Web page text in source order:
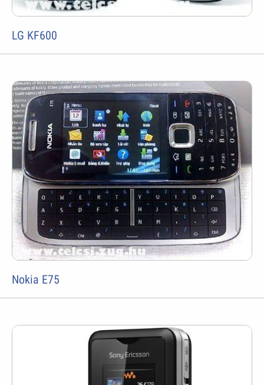
LG KF600
Nokia E75